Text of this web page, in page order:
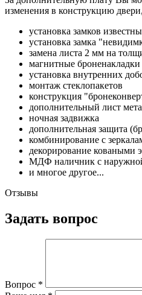
изменения в конструкцию
установка замков
установка замка
замена листа 2 мм на
магнитные
установка внутренних
монтаж стеклопакетов
конструкция
дополнительный лист
ночная задвижка
дополнительная защита
комбинирование с
декорирование коваными
МДФ наличник с
и многое другое...
Отзывы
Задать вопрос
Вопрос *